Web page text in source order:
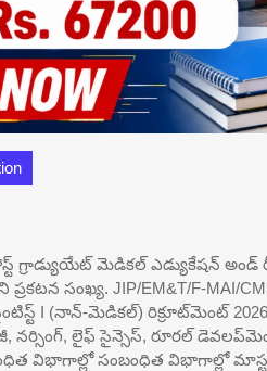
మెడికల్ ఎడ్యుకేషన్ అండ్
సంఖ్య. JIP/EM&T/F-MAI/
I (నాన్-మెడికల్) రిక్రూట్‌మెంట్
లైఫ్ సైన్సెస్, రూరల్
విభాగాల్లో సంబంధిత విభాగాల్లో మాస్టర్స్